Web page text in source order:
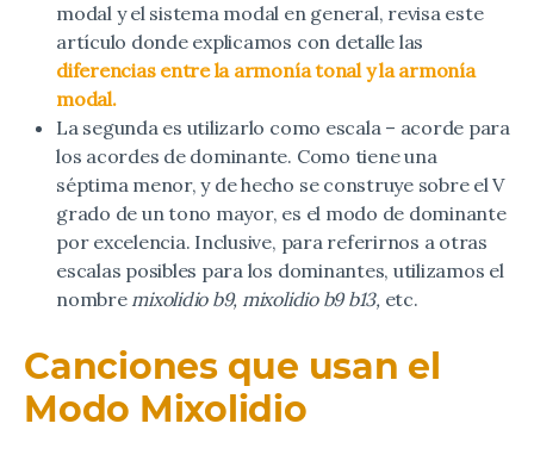
modal y el sistema modal en general, revisa este
artículo donde explicamos con detalle las
diferencias entre la armonía tonal y la armonía
modal.
La segunda es utilizarlo como escala – acorde para
los acordes de dominante. Como tiene una
séptima menor, y de hecho se construye sobre el V
grado de un tono mayor, es el modo de dominante
por excelencia. Inclusive, para referirnos a otras
escalas posibles para los dominantes, utilizamos el
nombre mixolidio b9, mixolidio b9 b13, etc.
Canciones que usan el
Modo Mixolidio